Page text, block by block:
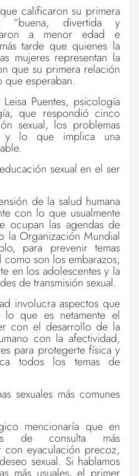
calificaron su primera
“buena, divertida y
a menor edad e
tarde que quienes la
mujeres representan la
que su primera relación
que esperaban.
Puentes, psicología
que respondió cinco
sexual, los problemas
y lo que implica una
sexual en el ser
de la salud humana
con lo que usualmente
ocupan las agendas de
la Organización Mundial
para prevenir temas
son los embarazos,
en los adolescentes y la
de transmisión sexual.
involucra aspectos que
que es netamente el
con el desarrollo de la
con la afectividad,
para protegerte física y
todos los temas de
sexuales más comunes
mencionaría que en
de consulta más
con eyaculación precoz,
sexual. Si hablamos
más usuales, el primer